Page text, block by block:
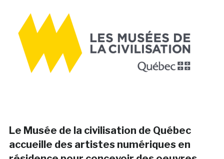
Le Musée de la civilisation de Québec
accueille des artistes numériques en